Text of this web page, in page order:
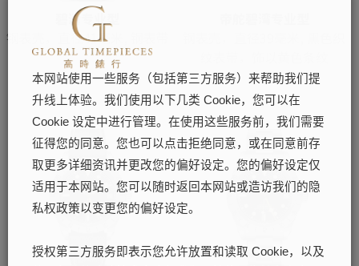
碧湾专业型
钢表壳，直径41毫米, 钢表带
本网站使用一些服务（包括第三方服务）来帮助我们提
升线上体验。我们使用以下几类 Cookie，您可以在
Cookie 设定中进行管理。在使用这些服务前，我们需要
征得您的同意。您也可以点击拒绝同意，或在同意前存
取更多详细资讯并更改您的偏好设定。您的偏好设定仅
适用于本网站。您可以随时返回本网站或造访我们的隐
私权政策以变更您的偏好设定。
授权第三方服务即表示您允许放置和读取 Cookie，以及